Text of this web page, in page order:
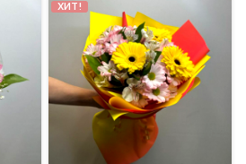
ХИТ!